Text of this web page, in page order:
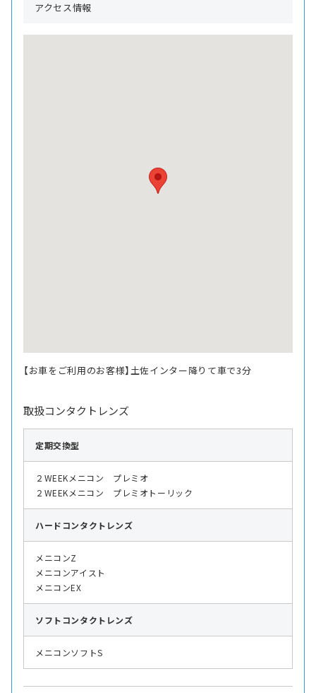
アクセス情報
【お車をご利用のお客様】土佐インター降りて車で3分
取扱コンタクトレンズ
定期交換型
２WEEKメニコン プレミオ
２WEEKメニコン プレミオトーリック
ハード コンタクトレンズ
メニコンZ
メニコンアイスト
メニコンEX
ソフト コンタクトレンズ
メニコンソフトS